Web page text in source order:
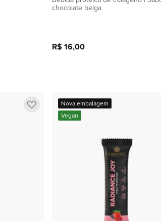
chocolate belga
R$ 16,00
AdicionarNova embalagem
Vegan